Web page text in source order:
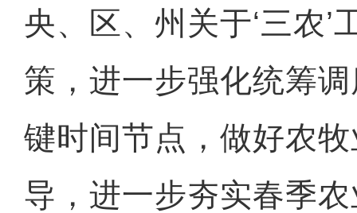
央、区、州关于‘三农’
策，进一步强化统筹
键时间节点，做好农
导，进一步夯实春季